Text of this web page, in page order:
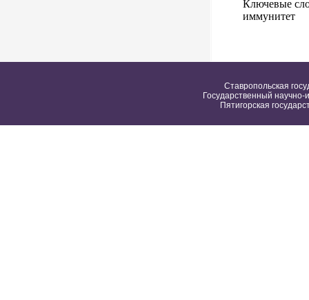
Ключевые
иммунитет
Ставропольская
Государственный научно-
Пятигорская